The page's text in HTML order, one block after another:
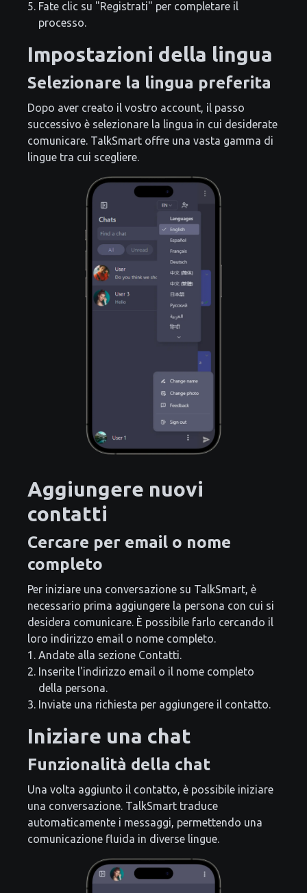
Fate clic su "Registrati" per completare il
processo.
Impostazioni della lingua
Selezionare la lingua preferita
Dopo aver creato il vostro account, il passo
successivo è selezionare la lingua in cui desiderate
comunicare. TalkSmart offre una vasta gamma di
lingue tra cui scegliere.
Aggiungere nuovi
contatti
Cercare per email o nome
completo
Per iniziare una conversazione su TalkSmart, è
necessario prima aggiungere la persona con cui si
desidera comunicare. È possibile farlo cercando il
loro indirizzo email o nome completo.
Andate alla sezione Contatti.
Inserite l'indirizzo email o il nome completo
della persona.
Inviate una richiesta per aggiungere il contatto.
Iniziare una chat
Funzionalità della chat
Una volta aggiunto il contatto, è possibile iniziare
una conversazione. TalkSmart traduce
automaticamente i messaggi, permettendo una
comunicazione fluida in diverse lingue.